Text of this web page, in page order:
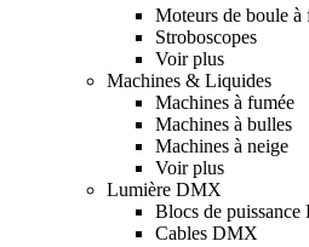
Moteurs de boule à
Stroboscopes
Voir plus
Machines & Liquides
Machines à fumée
Machines à bulles
Machines à neige
Voir plus
Lumière DMX
Blocs de
Cables DMX